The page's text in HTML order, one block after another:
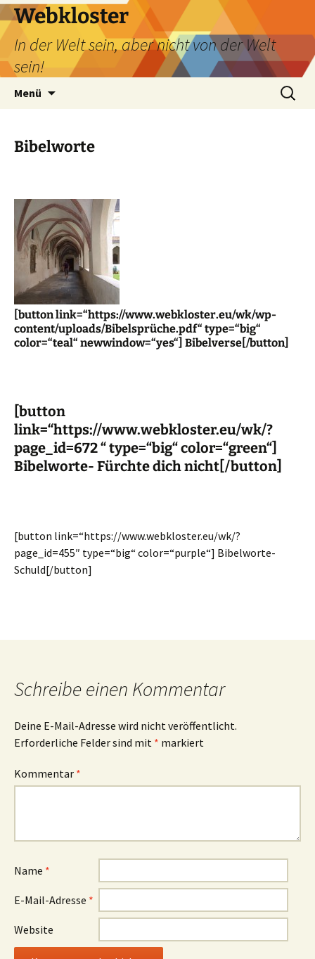
Webkloster
In der Welt sein, aber nicht von der Welt
sein!
Menü
Suchen
nach:
Bibelworte
[button link=“https://www.webkloster.eu/wk/wp-
content/uploads/Bibelsprüche.pdf“ type=“big“
color=“teal“ newwindow=“yes“] Bibelverse[/button]
[button
link=“https://www.webkloster.eu/wk/?
page_id=672 “ type=“big“ color=“green“]
Bibelworte- Fürchte dich nicht[/button]
[button link=“https://www.webkloster.eu/wk/?
page_id=455″ type=“big“ color=“purple“] Bibelworte-
Schuld[/button]
Schreibe einen Kommentar
Deine E-Mail-Adresse wird nicht veröffentlicht.
Erforderliche Felder sind mit * markiert
Kommentar *
Name *
E-Mail-Adresse *
Website